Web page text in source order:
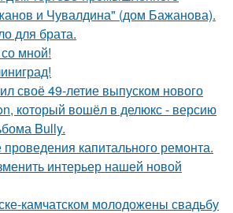
и Чувалдина" (дом Бажанова).
для брата.
мной!
своё 49-летие выпуском нового
который вошёл в делюкс - версию
Bully.
капитального ремонта.
интерьер нашей новой
камчатском молодожены свадьбу